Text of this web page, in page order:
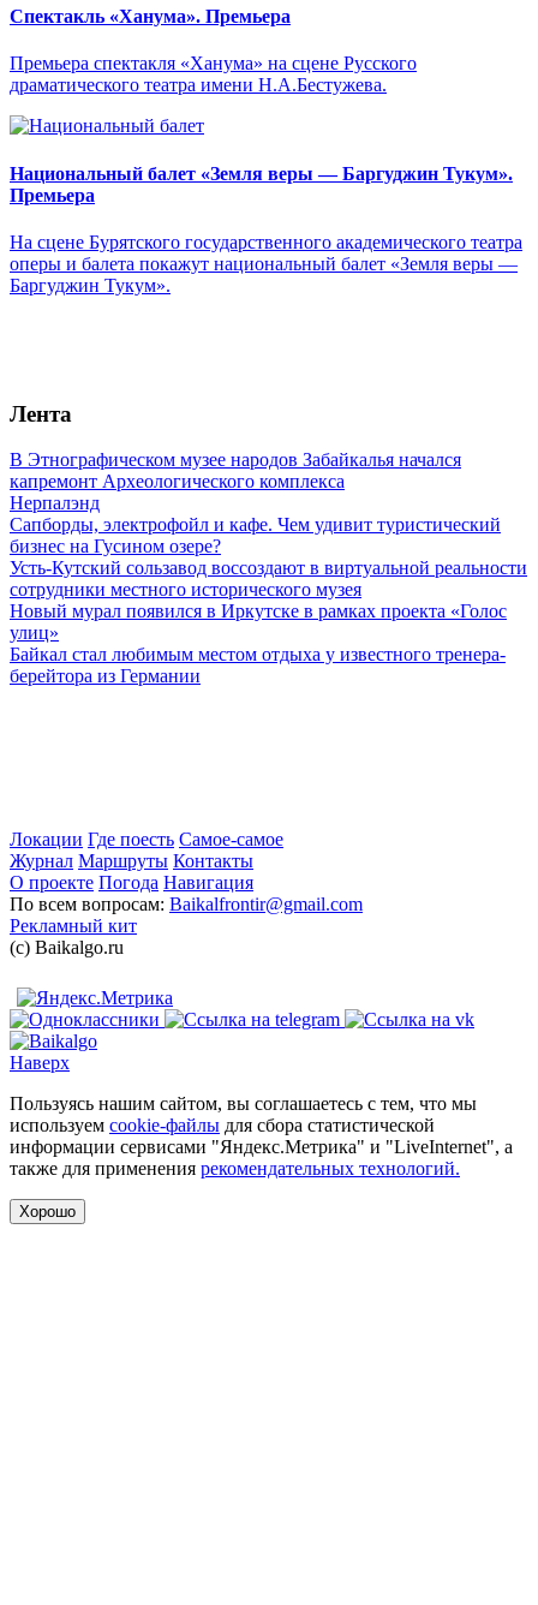
Спектакль «Ханума». Премьера
Премьера спектакля «Ханума» на сцене Русского
драматического театра имени Н.А.Бестужева.
Национальный балет «Земля веры — Баргуджин Тукум‎».
Премьера
На сцене Бурятского государственного академического театра
оперы и балета покажут национальный балет «Земля веры —
Баргуджин Тукум‎».
Лента
В Этнографическом музее народов Забайкалья начался
капремонт Археологического комплекса
Нерпалэнд
Сапборды, электрофойл и кафе. Чем удивит туристический
бизнес на Гусином озере?
Усть-Кутский сользавод воссоздают в виртуальной реальности
сотрудники местного исторического музея
Новый мурал появился в Иркутске в рамках проекта «Голос
улиц»
Байкал стал любимым местом отдыха у известного тренера-
берейтора из Германии
Локации Где поесть Самое-самое
Журнал Маршруты Контакты
О проекте Погода Навигация
По всем вопросам: Baikalfrontir@gmail.com
Рекламный кит
(с) Baikalgo.ru
Наверх
Пользуясь нашим сайтом, вы соглашаетесь с тем, что мы
используем cookie-файлы для сбора статистической
информации сервисами "Яндекс.Метрика" и "LiveInternet", а
также для применения рекомендательных технологий.
Хорошо